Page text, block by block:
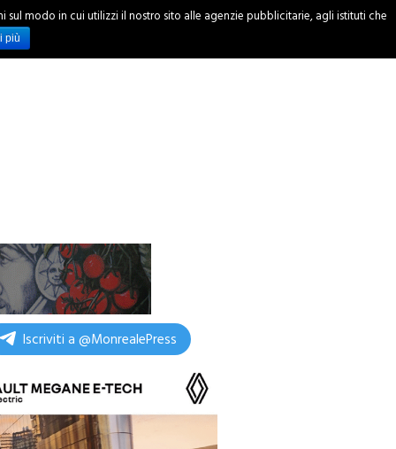
INCHIESTE
Iscriviti a @MonrealePress
modo in cui utilizzi il nostro sito alle agenzie pubblicitarie, agli istituti che
più